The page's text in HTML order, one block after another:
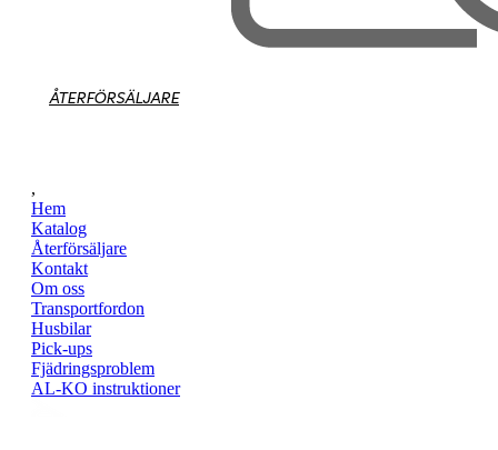
ÅTERFÖRSÄLJARE
,
Hem
Katalog
Återförsäljare
Kontakt
Om oss
Transportfordon
Husbilar
Pick-ups
Fjädringsproblem
AL-KO instruktioner